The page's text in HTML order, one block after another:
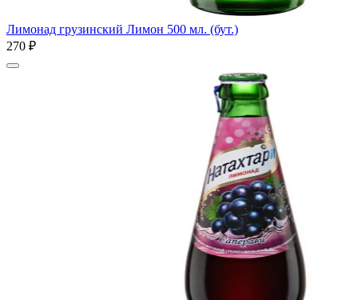
Лимонад грузинский Лимон 500 мл. (бут.)
270 ₽